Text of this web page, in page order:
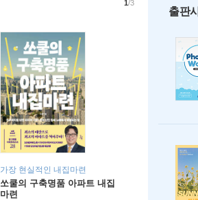
가장 현실적인 내집마련
쏘쿨의 구축명품 아파트 내집
마련
1/3
출판